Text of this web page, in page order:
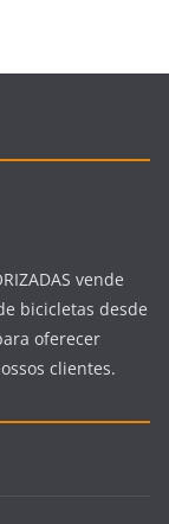
vende
bicicletas desde
oferecer
clientes.